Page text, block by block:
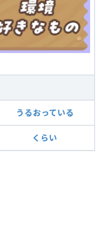
うるおっている
くらい